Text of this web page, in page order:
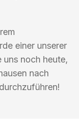
einer unserer
uns noch heute,
nach